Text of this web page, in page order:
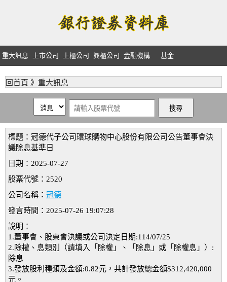
重大訊息 上市公司 上櫃公司 興櫃公司 金融機構 基金
回首頁 》 重大訊息
標題：冠德代子公司環球購物中心股份有限公司公告董事會決
議除息基準日
日期：2025-07-27
股票代號：2520
公司名稱： 冠德
發言時間：2025-07-26 19:07:28
說明：
1.董事會、股東會決議或公司決定日期:114/07/25
2.除權、息類別（請填入「除權」、「除息」或「除權息」）:
除息
3.發放股利種類及金額:0.82元，共計發放總金額$312,420,000
元。